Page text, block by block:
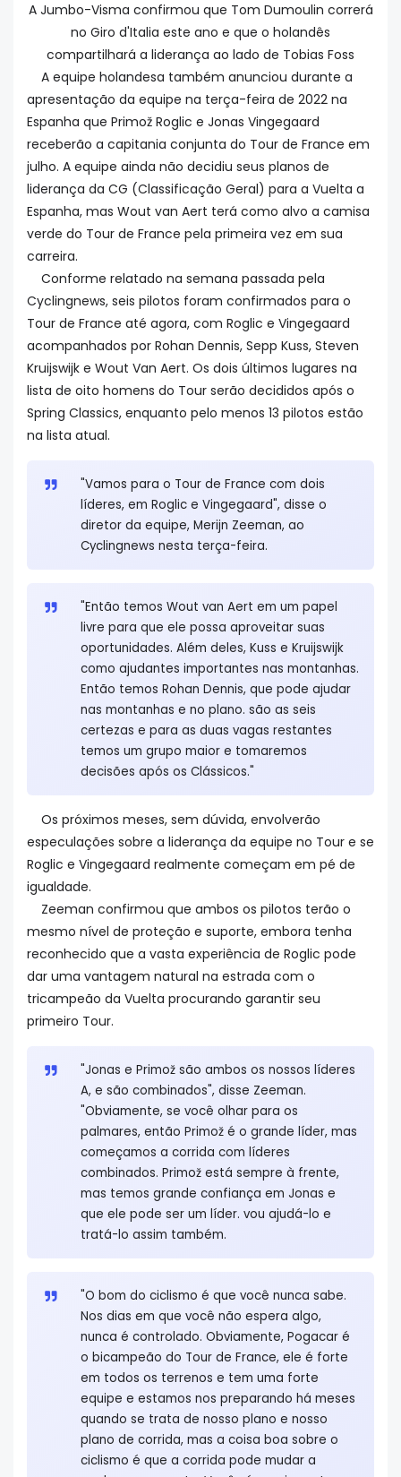
A Jumbo-Visma confirmou que Tom Dumoulin correrá
no Giro d'Italia este ano e que o holandês
compartilhará a liderança ao lado de Tobias Foss
A equipe holandesa também anunciou durante a
apresentação da equipe na terça-feira de 2022 na
Espanha que Primož Roglic e Jonas Vingegaard
receberão a capitania conjunta do Tour de France em
julho. A equipe ainda não decidiu seus planos de
liderança da CG (Classificação Geral) para a Vuelta a
Espanha, mas Wout van Aert terá como alvo a camisa
verde do Tour de France pela primeira vez em sua
carreira.
Conforme relatado na semana passada pela
Cyclingnews, seis pilotos foram confirmados para o
Tour de France até agora, com Roglic e Vingegaard
acompanhados por Rohan Dennis, Sepp Kuss, Steven
Kruijswijk e Wout Van Aert. Os dois últimos lugares na
lista de oito homens do Tour serão decididos após o
Spring Classics, enquanto pelo menos 13 pilotos estão
na lista atual.
"Vamos para o Tour de France com dois
líderes, em Roglic e Vingegaard", disse o
diretor da equipe, Merijn Zeeman, ao
Cyclingnews nesta terça-feira.
"Então temos Wout van Aert em um papel
livre para que ele possa aproveitar suas
oportunidades. Além deles, Kuss e Kruijswijk
como ajudantes importantes nas montanhas.
Então temos Rohan Dennis, que pode ajudar
nas montanhas e no plano. são as seis
certezas e para as duas vagas restantes
temos um grupo maior e tomaremos
decisões após os Clássicos."
Os próximos meses, sem dúvida, envolverão
especulações sobre a liderança da equipe no Tour e se
Roglic e Vingegaard realmente começam em pé de
igualdade.
Zeeman confirmou que ambos os pilotos terão o
mesmo nível de proteção e suporte, embora tenha
reconhecido que a vasta experiência de Roglic pode
dar uma vantagem natural na estrada com o
tricampeão da Vuelta procurando garantir seu
primeiro Tour.
"Jonas e Primož são ambos os nossos líderes
A, e são combinados", disse Zeeman.
"Obviamente, se você olhar para os
palmares, então Primož é o grande líder, mas
começamos a corrida com líderes
combinados. Primož está sempre à frente,
mas temos grande confiança em Jonas e
que ele pode ser um líder. vou ajudá-lo e
tratá-lo assim também.
"O bom do ciclismo é que você nunca sabe.
Nos dias em que você não espera algo,
nunca é controlado. Obviamente, Pogacar é
o bicampeão do Tour de France, ele é forte
em todos os terrenos e tem uma forte
equipe e estamos nos preparando há meses
quando se trata de nosso plano e nosso
plano de corrida, mas a coisa boa sobre o
ciclismo é que a corrida pode mudar a